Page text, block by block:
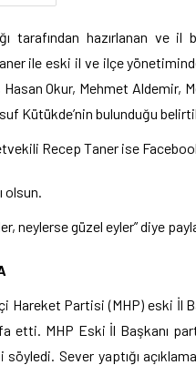
tarafından hazırlanan ve il
ile eski il ve ilçe
Hasan Okur, Mehmet Aldemir,
Kütükde’nin bulunduğu
Recep Taner ise
olsun.
neylerse güzel eyler” diye
Hareket Partisi (MHP) eski İl
etti. MHP Eski İl Başkanı
Sever yaptığı